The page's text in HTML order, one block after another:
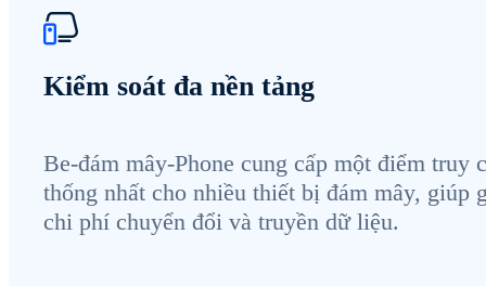
Kiểm soát đa nền tảng
Be-đám mây-Phone cung cấp một điểm truy
thống nhất cho nhiều thiết bị đám mây, giúp
chi phí chuyển đổi và truyền dữ liệu.